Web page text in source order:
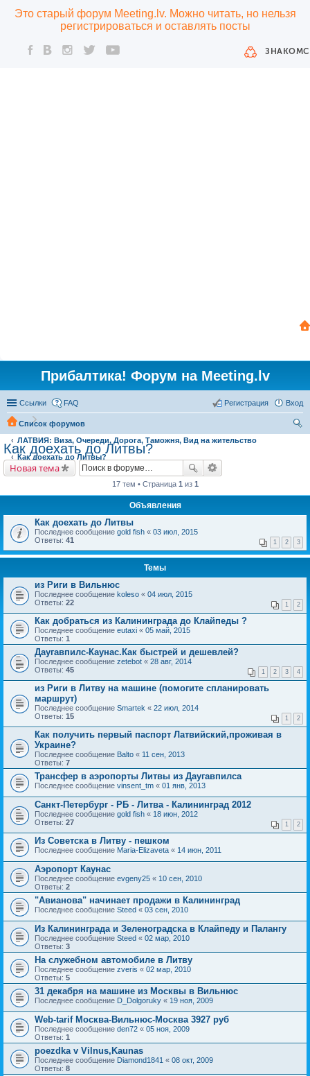
Это старый форум Meeting.lv. Можно читать, но нельзя
регистрироваться и оставлять посты
Прибалтика! Форум на Meeting.lv
Ссылки FAQ Вход
Регистрация
Список форумов
ЛАТВИЯ: Виза, Очереди, Дорога, Таможня, Вид на жительство
Как доехать до Литвы?
Как доехать до Литвы?
Новая тема
17 тем • Страница 1 из 1
Объявления
Как доехать до Литвы
Последнее сообщение gold fish « 03 июл, 2015
Ответы: 41 1 2 3
Темы
из Риги в Вильнюс
Последнее сообщение koleso « 04 июл, 2015
Ответы: 22 1 2
Как добраться из Калининграда до Клайпеды ?
Последнее сообщение eutaxi « 05 май, 2015
Ответы: 1
Даугавпилс-Каунас.Как быстрей и дешевлей?
Последнее сообщение zetebot « 28 авг, 2014
Ответы: 45 1 2 3 4
из Риги в Литву на машине (помогите спланировать
маршрут)
Последнее сообщение Smartek « 22 июл, 2014
Ответы: 15 1 2
Как получить первый паспорт Латвийский,проживая в
Украине?
Последнее сообщение Balto « 11 сен, 2013
Ответы: 7
Трансфер в аэропорты Литвы из Даугавпилса
Последнее сообщение vinsent_tm « 01 янв, 2013
Санкт-Петербург - РБ - Литва - Калининград 2012
Последнее сообщение gold fish « 18 июн, 2012
Ответы: 27 1 2
Из Советска в Литву - пешком
Последнее сообщение Maria-Elizaveta « 14 июн, 2011
Аэропорт Каунас
Последнее сообщение evgeny25 « 10 сен, 2010
Ответы: 2
"Авианова" начинает продажи в Калининград
Последнее сообщение Steed « 03 сен, 2010
Из Калининграда и Зеленоградска в Клайпеду и Палангу
Последнее сообщение Steed « 02 мар, 2010
Ответы: 3
На служебном автомобиле в Литву
Последнее сообщение zveris « 02 мар, 2010
Ответы: 5
31 декабря на машине из Москвы в Вильнюс
Последнее сообщение D_Dolgoruky « 19 ноя, 2009
Web-tarif Москва-Вильнюс-Москва 3927 руб
Последнее сообщение den72 « 05 ноя, 2009
Ответы: 1
poezdka v Vilnus,Kaunas
Последнее сообщение Diamond1841 « 08 окт, 2009
Ответы: 8